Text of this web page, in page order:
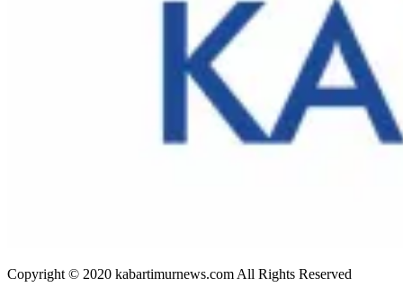
Copyright © 2020 kabartimurnews.com All Rights Reserved